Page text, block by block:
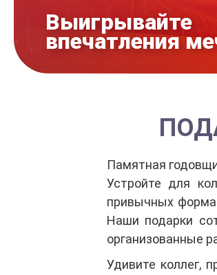
Выигрывайте
впечатления
Памятная
Устройте для
привычных
Наши подарки
организованные
Удивите коллег,